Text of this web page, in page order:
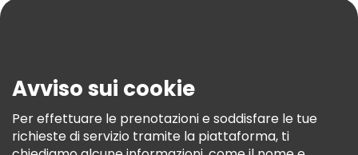
Termini E Condizioni
Informativa Sui Cookie
Freetour Premi
Avviso sui cookie
Per effettuare le prenotazioni e soddisfare le tue
richieste di servizio tramite la piattaforma, ti